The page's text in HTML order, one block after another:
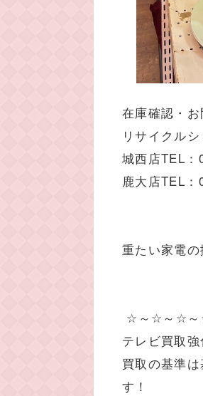
在庫確認・お
リサイクル
城西店TEL
鹿大店TEL
重たい家電の
☆～☆～☆
テレビ買取強
買取の基準
す！